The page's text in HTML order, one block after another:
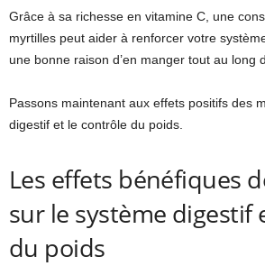
Grâce à sa richesse en vitamine C, une
myrtilles peut aider à renforcer votre
une bonne raison d’en manger tout au long
Passons maintenant aux effets positifs des
digestif et le contrôle du poids.
Les effets bénéfiques
sur le système digestif
du poids